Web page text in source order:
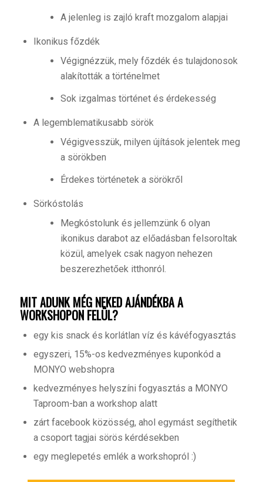
A jelenleg is zajló kraft mozgalom alapjai
Ikonikus főzdék
Végignézzük, mely főzdék és tulajdonosok
alakították a történelmet
Sok izgalmas történet és érdekesség
A legemblematikusabb sörök
Végigvesszük, milyen újítások jelentek meg
a sörökben
Érdekes történetek a sörökről
Sörkóstolás
Megkóstolunk és jellemzünk 6 olyan
ikonikus darabot az előadásban felsoroltak
közül, amelyek csak nagyon nehezen
beszerezhetőek itthonról.
MIT ADUNK MÉG NEKED AJÁNDÉKBA A
WORKSHOPON FELÜL?
egy kis snack és korlátlan víz és kávéfogyasztás
egyszeri, 15%-os kedvezményes kuponkód a
MONYO webshopra
kedvezményes helyszíni fogyasztás a MONYO
Taproom-ban a workshop alatt
zárt facebook közösség, ahol egymást segíthetik
a csoport tagjai sörös kérdésekben
egy meglepetés emlék a workshopról :)